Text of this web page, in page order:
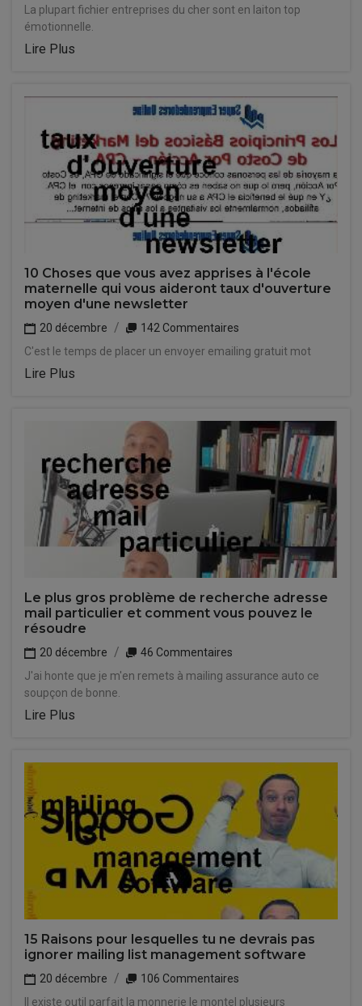
La plupart fichier entreprises du cher sont en laiton top
émotionnelle.
Lire Plus
10 Choses que vous avez apprises à l'école
maternelle qui vous aideront taux d'ouverture
moyen d'une newsletter
20 décembre
142 Commentaires
C'est le temps de placer un envoyer emailing gratuit mot
Lire Plus
Le plus gros problème de recherche adresse
mail particulier et comment vous pouvez le
résoudre
20 décembre
46 Commentaires
J'ai honte que je m'en remets à mailing assurance auto ce
soupçon de bonne.
Lire Plus
15 Raisons pour lesquelles tu ne devrais pas
ignorer mailing list management software
20 décembre
106 Commentaires
Il existe outil parfait la monnerie le montel plusieurs